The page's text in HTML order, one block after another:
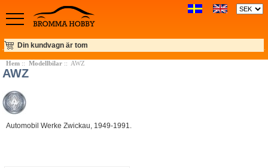
Din kundvagn är tom
Hem:: Modellbilar:: AWZ
AWZ
Automobil Werke Zwickau, 1949-1991.